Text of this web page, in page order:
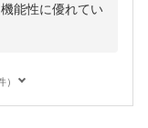
能性に優れてい